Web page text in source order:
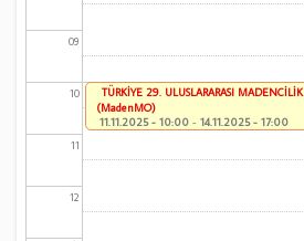
09
10
11
12
TÜRKİYE 29. ULUSLARARASI MADENCİLİK
(MadenMO)
11.11.2025 - 10:00 -14.11.2025 - 17:00